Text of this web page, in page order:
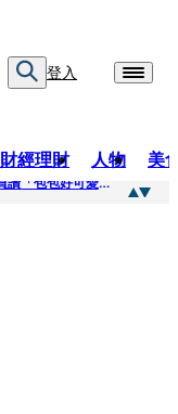
登入
財經理財 人物 美
「千億富太」現身老店買250元麻糬！ 店員讚「包包好可愛」她笑回：我自己做的